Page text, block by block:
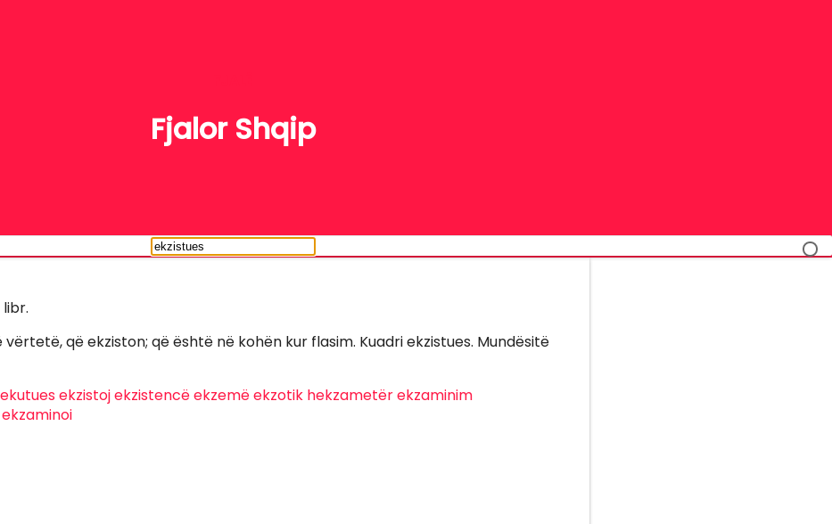
Fjalor Shqip
që ekziston; që është në kohën kur flasim. Kuadri ekzistues. Mundësitë
ekzistojekzistencëekzemëekzotik hekzametërekzaminim
ekzaminoj